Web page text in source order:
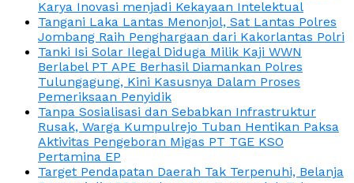
Karya Inovasi menjadi Kekayaan Intelektual
Tangani Laka Lantas Menonjol, Sat Lantas Polres
Jombang Raih Penghargaan dari Kakorlantas Polri
Tanki Isi Solar Ilegal Diduga Milik Kaji WWN
Berlabel PT APE Berhasil Diamankan Polres
Tulungagung, Kini Kasusnya Dalam Proses
Pemeriksaan Penyidik
Tanpa Sosialisasi dan Sebabkan Infrastruktur
Rusak, Warga Kumpulrejo Tuban Hentikan Paksa
Aktivitas Pengeboran Migas PT TGE KSO
Pertamina EP
Target Pendapatan Daerah Tak Terpenuhi, Belanja